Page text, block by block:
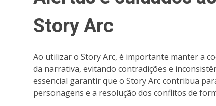
Story Arc
Ao utilizar o Story Arc, é importante manter a
da narrativa, evitando contradições e
essencial garantir que o Story Arc contribua
personagens e a resolução dos conflitos de